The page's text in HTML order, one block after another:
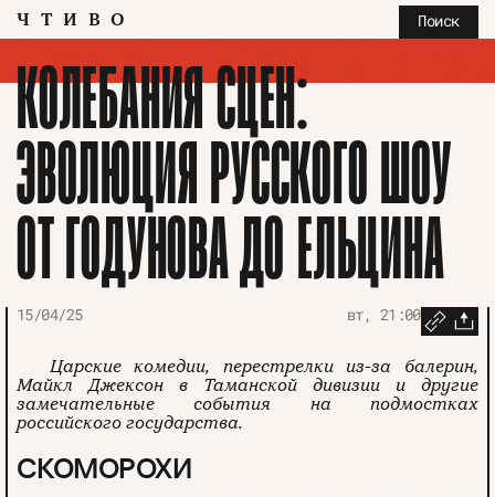
ЧТИВО Поиск
КОЛЕБАНИЯ СЦЕН:
ЭВОЛЮЦИЯ РУССКОГО ШОУ
ОТ ГОДУНОВА ДО ЕЛЬЦИНА
15/04/25 вт, 21:00
Царские комедии, перестрелки из-за балерин,
Майкл Джексон в Таманской дивизии и другие
замечательные события на подмостках
российского государства.
СКОМОРОХИ